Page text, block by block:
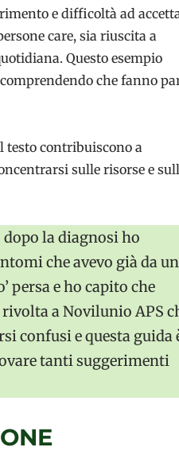
e difficoltà ad
care, sia riuscita a
Questo esempio
che fanno
contribuiscono a
sulle risorse e
dopo la diagnosi ho
che avevo già da un
persa e ho capito che
a Novilunio APS
confusi e questa guida
tanti suggerimenti